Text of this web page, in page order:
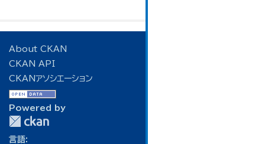
About CKAN
CKAN API
CKANアソシエーション
Powered by
言語